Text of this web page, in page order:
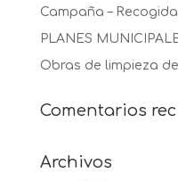
Campaña –
PLANES
Obras de limpieza
Comentarios
Archivos